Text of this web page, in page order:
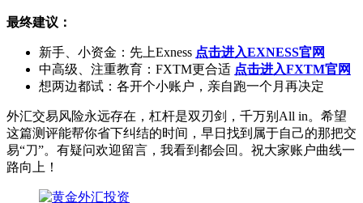
最终建议：
新手、小资金：先上Exness 点击进入EXNESS官网
中高级、注重教育：FXTM更合适 点击进入FXTM官网
想两边都试：各开个小账户，亲自跑一个月再决定
外汇交易风险永远存在，杠杆是双刃剑，千万别All in。希望
这篇测评能帮你省下纠结的时间，早日找到属于自己的那把交
易“刀”。有疑问欢迎留言，我看到都会回。祝大家账户曲线一
路向上！